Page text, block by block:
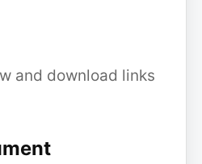
and download links